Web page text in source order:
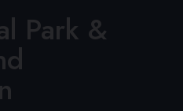
Park &